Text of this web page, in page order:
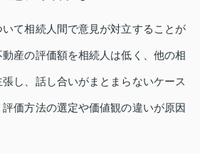
て相続人間で意見が対立することが
産の評価額を相続人は低く、他の相
し、話し合いがまとまらないケース
価方法の選定や価値観の違いが原因